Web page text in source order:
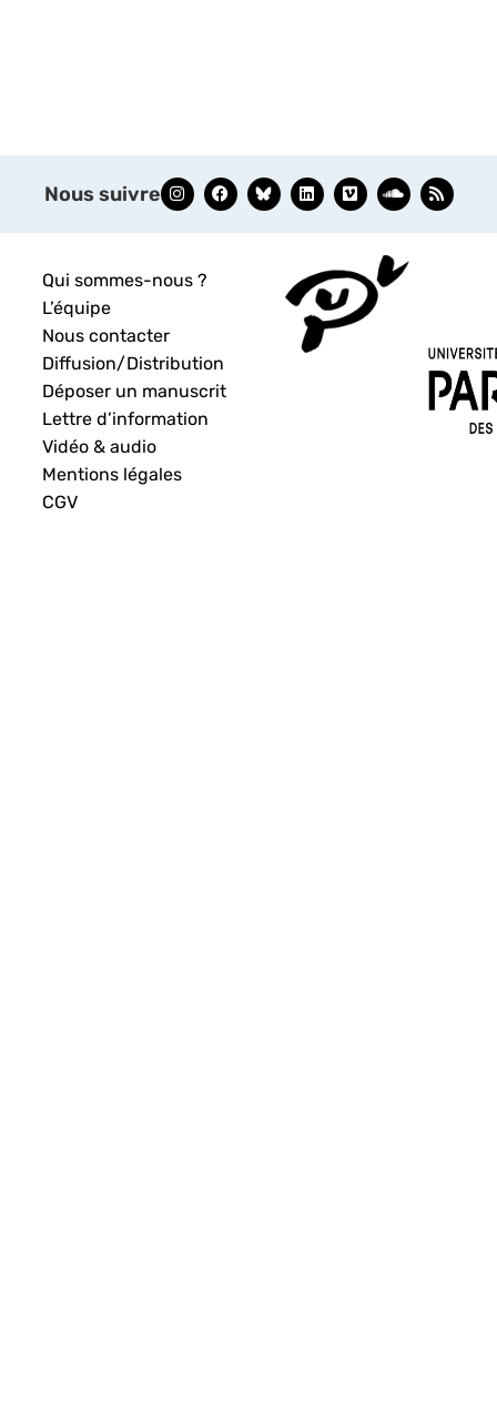
Nous suivre
Qui sommes-nous ?
L’équipe
Nous contacter
Diffusion/Distribution
Déposer un manuscrit
Lettre d’information
Vidéo & audio
Mentions légales
CGV